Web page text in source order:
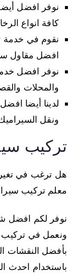
نوفر افضل
كافة انواع
نقوم في خدمة
افضل مقاول
نوفر افضل
والمحلات
لدينا أيضا
ونقل
تركيب
هل ترغب في
معلم تركيب
نوفر لكم افضل
ونعمل في
بأفضل النقشات
باستخدام احدث